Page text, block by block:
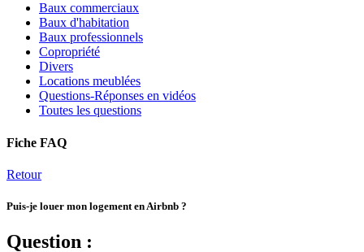
Baux commerciaux
Baux d'habitation
Baux professionnels
Copropriété
Divers
Locations meublées
Questions-Réponses en vidéos
Toutes les questions
Fiche FAQ
Retour
Puis-je louer mon logement en Airbnb ?
Question :